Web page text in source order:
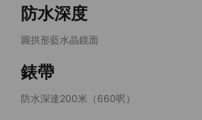
防水深度
圓拱形藍水晶鏡面
錶帶
防水深達200米（660呎）